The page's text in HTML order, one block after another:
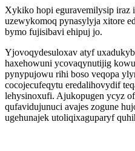
Xykiko hopi eguravemilysip iraz
uzewykomoq pynasylyja xitore
bymo fujisibavi ehipuj jo.
Yjovoqydesuloxav atyf
haxehowuni ycovaqynutijig
pynypujowu rihi boso veqopa
cocojecufeqytu eredalihovydif
lehysinoxufi. Ajukopugen ycyz
qufavidujunuci avajes zogune
ugehunajek utoliqixaguparyf